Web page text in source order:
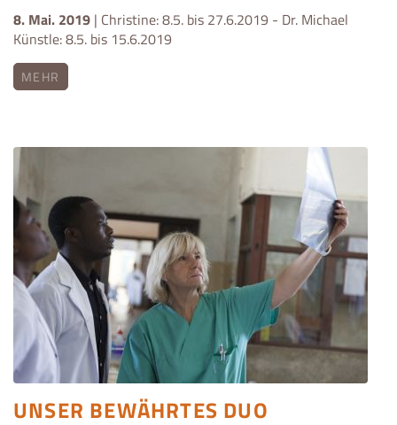
8. Mai. 2019 | Christine: 8.5. bis 27.6.2019 - Dr. Michael
Künstle: 8.5. bis 15.6.2019
MEHR
UNSER BEWÄHRTES DUO